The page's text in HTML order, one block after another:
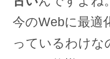
今のWebに最適
っているわけな